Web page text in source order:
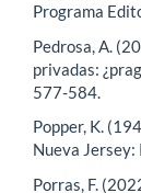
Programa
Pedrosa, A.
privadas:
577-584.
Popper, K.
Nueva
Porras, F.